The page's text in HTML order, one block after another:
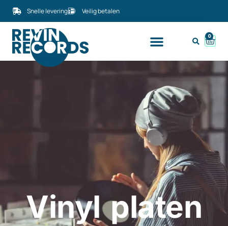
Snelle levering Veilig betalen
0
Vinyl platen